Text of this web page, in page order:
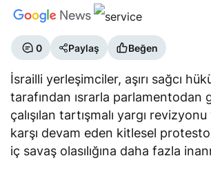
0 Paylaş Beğen
İsrailli yerleşimciler, aşırı sağcı
tarafından ısrarla parlamentodan
çalışılan tartışmalı yargı
karşı devam eden kitlesel
iç savaş olasılığına daha fazla